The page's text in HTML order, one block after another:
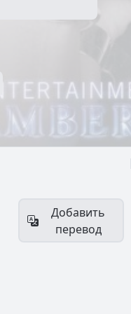
Добавить
перевод